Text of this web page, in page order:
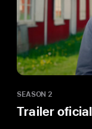
SEASON 2
Trailer oficial